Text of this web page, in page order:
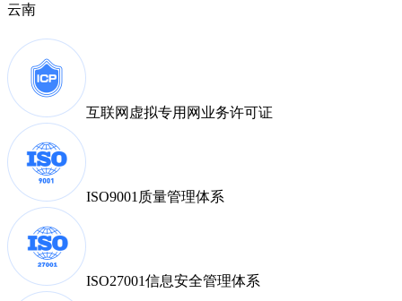
云南
互联网虚拟专用网 业务许可证
ISO9001质量管理体系
ISO27001信息安全管理体系